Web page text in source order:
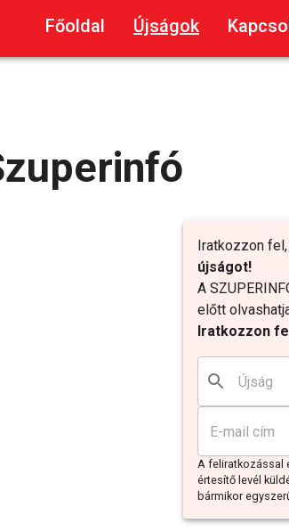
Főoldal Újságok
Iratkozzon
újságot!
A
előtt
Iratkozzon
A feliratkozással
értesítő levél
bármikor